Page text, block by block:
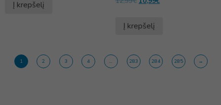
Į krepšelį
Į krepšelį
1 2 3 4 … 283 284 285 →